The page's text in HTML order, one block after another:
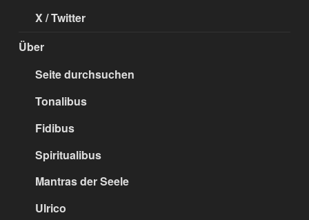
X / Twitter
Über
Seite durchsuchen
Tonalibus
Fidibus
Spiritualibus
Mantras der Seele
Ulrico